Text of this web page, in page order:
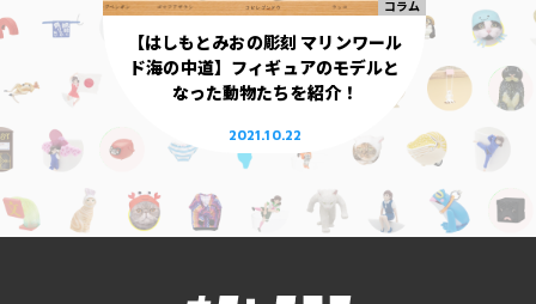
2026年01月
2025年12月
2025年11月
2025年10月
2025年09月
コラム
【はしもとみおの彫刻 マリンワール
ド海の中道】フィギュアのモデルと
なった動物たちを紹介！
2021.10.22